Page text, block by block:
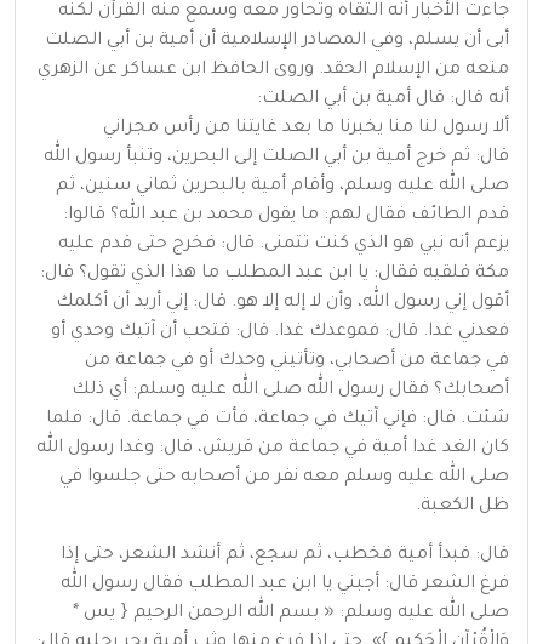
جاءت الأخبار أنه التقاه وتحاور معه وسمع منه القرآن لكنه
أبى أن يسلم، وفي المصادر الإسلامية أن أمية بن أبي الصلت
منعه من الإسلام الحقد. وروى الحافظ ابن عساكر عن الزهري
أنه قال: قال أمية بن أبي الصلت:
ألا رسول لنا منا يخبرنا ما بعد غايتنا من رأس مجراني
قال: ثم خرج أمية بن أبي الصلت إلى البحرين، وتنبأ رسول الله
صلى الله عليه وسلم، وأقام أمية بالبحرين ثماني سنين، ثم
قدم الطائف فقال لهم: ما يقول محمد بن عبد الله؟ قالوا:
يزعم أنه نبي هو الذي كنت تتمنى. قال: فخرج حتى قدم عليه
مكة فلقيه فقال: يا ابن عبد المطلب ما هذا الذي تقول؟ قال:
أقول إني رسول الله، وأن لا إله إلا هو. قال: إني أريد أن أكلمك
فعدني غدا. قال: فموعدك غدا. قال: فتحب أن آتيك وحدي أو
في جماعة من أصحابي، وتأتيني وحدك أو في جماعة من
أصحابك؟ فقال رسول الله صلى الله عليه وسلم: أي ذلك
شئت. قال: فإني آتيك في جماعة، فأت في جماعة. قال: فلما
كان الغد غدا أمية في جماعة من قريش، قال: وغدا رسول الله
صلى الله عليه وسلم معه نفر من أصحابه حتى جلسوا في
ظل الكعبة.
قال: فبدأ أمية فخطب، ثم سجع، ثم أنشد الشعر، حتى إذا
فرغ الشعر قال: أجبني يا ابن عبد المطلب فقال رسول الله
صلى الله عليه وسلم: « بسم الله الرحمن الرحيم { يس *